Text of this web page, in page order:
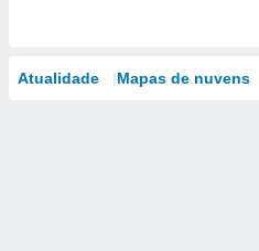
Atualidade Mapas de nuvens